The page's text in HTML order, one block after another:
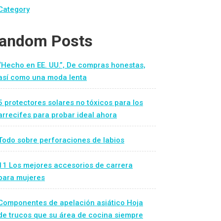
Posts
en EE. UU.”, De compras honestas,
como una moda lenta
protectores solares no tóxicos para los
para probar ideal ahora
sobre perforaciones de labios
Los mejores accesorios de carrera
mujeres
de apelación asiático Hoja
trucos que su área de cocina siempre